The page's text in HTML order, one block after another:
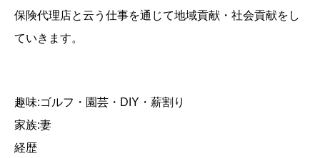
保険代理店と云う仕事を通じて地域貢献・社会貢献をし
ていきます。
趣味:ゴルフ・園芸・DIY・薪割り
家族:妻
経歴